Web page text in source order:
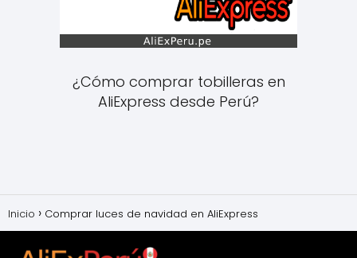
¿Cómo comprar tobilleras en
AliExpress desde Perú?
Inicio Comprar luces de navidad en AliExpress